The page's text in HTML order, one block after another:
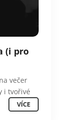
(i pro
večer
i tvořivé
VÍCE